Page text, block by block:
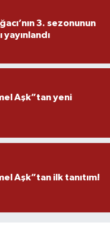
3. sezonunun
yayınlandı
Aşk”tan yeni
Aşk”tan ilk tanıtım!